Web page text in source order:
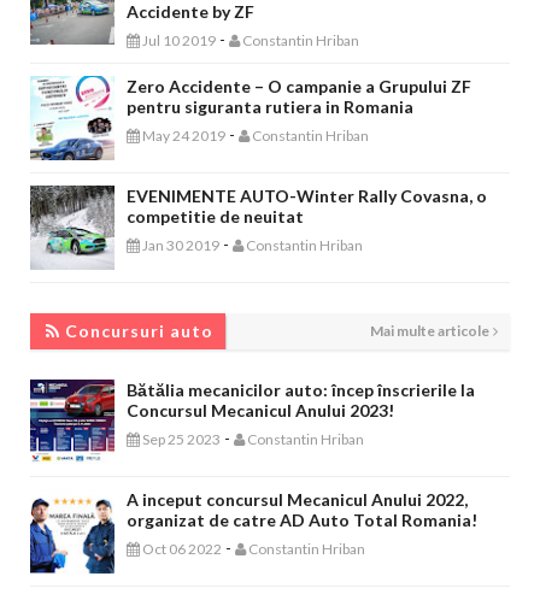
Accidente by ZF
Jul 10 2019 - Constantin Hriban
Zero Accidente – O campanie a Grupului ZF
pentru siguranta rutiera in Romania
May 24 2019 - Constantin Hriban
EVENIMENTE AUTO-Winter Rally Covasna, o
competitie de neuitat
Jan 30 2019 - Constantin Hriban
Concursuri auto Mai multe articole
Bătălia mecanicilor auto: încep înscrierile la
Concursul Mecanicul Anului 2023!
Sep 25 2023 - Constantin Hriban
A inceput concursul Mecanicul Anului 2022,
organizat de catre AD Auto Total Romania!
Oct 06 2022 - Constantin Hriban